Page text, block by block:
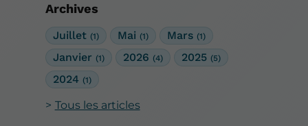
Archives
Juillet (1) Mai (1) Mars (1)
Janvier (1) 2026 (4) 2025 (5)
2024 (1)
Tous les articles